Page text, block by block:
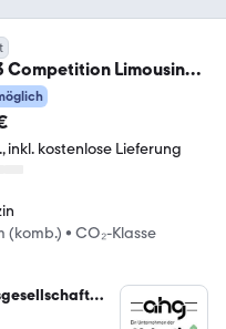
Competition Limousine
Innovation
inkl. kostenlose Lieferung
(komb.) • CO₂-Klasse